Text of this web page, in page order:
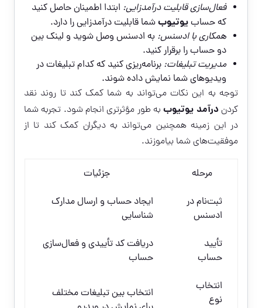
فعال‌سازی قابلیت درآمدزایی: ابتدا اطمینان حاصل کنید
که حسابیوتیوبشما قابلیت درآمدزایی را دارد.
همکاری با ادسنس: به ادسنس وصل شوید و لینک بین
دو حساب را برقرار کنید.
مدیریت تبلیغات: برنامه‌ریزی کنید که کدام تبلیغات در
ویدیوهای شما نمایش داده شوند.
توجه به این نکات می‌تواند به شما کمک کند تا روند نقد
کردن درآمد یوتیوببه طور مؤثرتری انجام شود. تجربه شما
در این زمینه همچنین می‌تواند به دیگران کمک کند تا از
موفقیت‌های شما بیاموزند.
مرحله
جزئیات
ثبت‌نام در
ادسنس
ایجاد حساب و ارسال مدارک
شناسایی
تأیید
حساب
دریافت کد تأییدی و فعال‌سازی
حساب
انتخاب
نوع
انتخاب بین تبلیغات مختلف